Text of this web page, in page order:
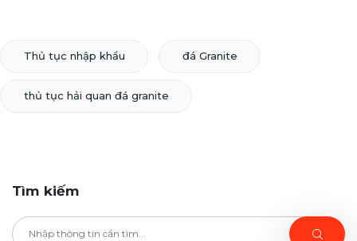
Thủ tục nhập khẩu đá Granite
thủ tục hải quan đá granite
Tìm kiếm